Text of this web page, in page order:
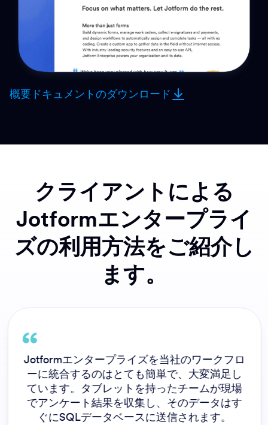
概要ドキュメントのダウンロード
クライアントによる
Jotformエンタープライ
ズの利用方法をご紹介し
ます。
Jotformエンタープライズを当社のワークフロ
ーに統合するのはとても簡単で、大変満足し
ています。タブレットを持ったチームが現場
でアンケート結果を収集し、そのデータはす
ぐにSQLデータベースに送信されます。